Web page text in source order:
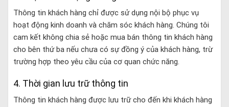
Thông tin khách hàng chỉ được sử dụng nội bộ phục vụ
hoạt động kinh doanh và chăm sóc khách hàng. Chúng tôi
cam kết không chia sẻ hoặc mua bán thông tin khách hàng
cho bên thứ ba nếu chưa có sự đồng ý của khách hàng, trừ
trường hợp theo yêu cầu của cơ quan chức năng.
4. Thời gian lưu trữ thông tin
Thông tin khách hàng được lưu trữ cho đến khi khách hàng